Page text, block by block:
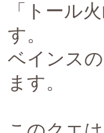
「トール
す。
ベインス
ます。